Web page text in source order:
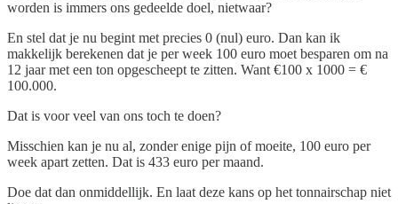
worden is immers ons gedeelde doel, nietwaar?
En stel dat je nu begint met precies 0 (nul) euro. Dan kan ik
makkelijk berekenen dat je per week 100 euro moet besparen om na
12 jaar met een ton opgescheept te zitten. Want €100 x 1000 = €
100.000.
Dat is voor veel van ons toch te doen?
Misschien kan je nu al, zonder enige pijn of moeite, 100 euro per
week apart zetten. Dat is 433 euro per maand.
Doe dat dan onmiddellijk. En laat deze kans op het tonnairschap niet